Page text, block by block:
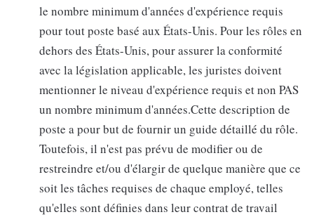
le nombre minimum d'années d'expérience requis
pour tout poste basé aux États-Unis. Pour les rôles en
dehors des États-Unis, pour assurer la conformité
avec la législation applicable, les juristes doivent
mentionner le niveau d'expérience requis et non PAS
un nombre minimum d'années.Cette description de
poste a pour but de fournir un guide détaillé du rôle.
Toutefois, il n'est pas prévu de modifier ou de
restreindre et/ou d'élargir de quelque manière que ce
soit les tâches requises de chaque employé, telles
qu'elles sont définies dans leur contrat de travail